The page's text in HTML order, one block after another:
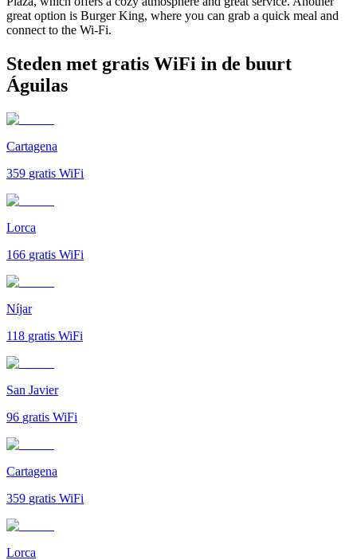
great option is Burger King, where you can grab a quick meal and
connect to the Wi-Fi.
Steden met gratis WiFi in de buurt
Águilas
Cartagena
359 gratis WiFi
Lorca
166 gratis WiFi
Níjar
118 gratis WiFi
San Javier
96 gratis WiFi
Cartagena
359 gratis WiFi
Lorca